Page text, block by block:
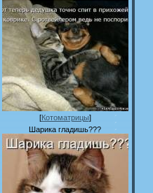
[Котоматрицы]
Шарика гладишь???